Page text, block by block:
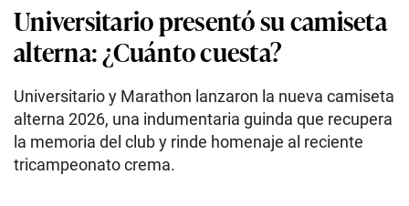
Universitario presentó su camiseta
alterna: ¿Cuánto cuesta?
Universitario y Marathon lanzaron la nueva camiseta
alterna 2026, una indumentaria guinda que recupera
la memoria del club y rinde homenaje al reciente
tricampeonato crema.